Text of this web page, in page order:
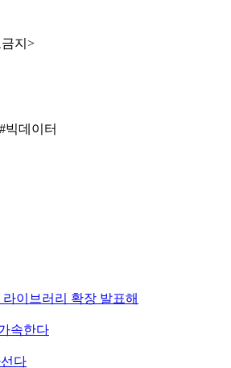
지>
#빅데이터
이브러리 확장 발표해
속한다
다